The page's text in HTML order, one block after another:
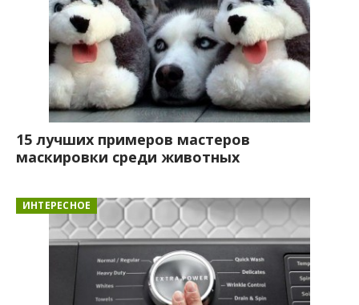
15 лучших примеров мастеров
маскировки среди животных
ИНТЕРЕСНОЕ